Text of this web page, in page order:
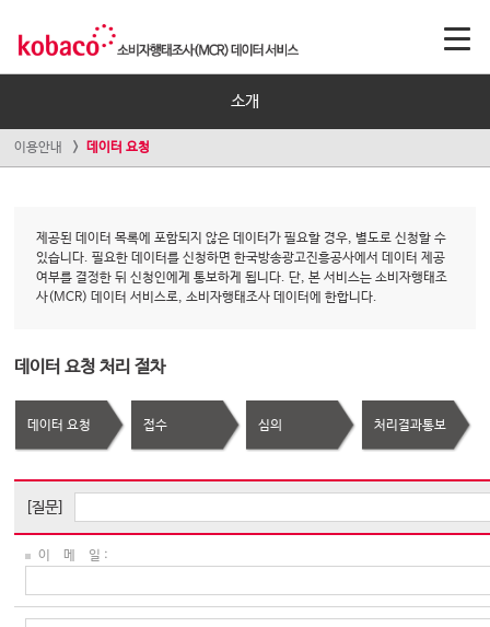
소개
이용안내 데이터 요청
제공된 데이터 목록에 포함되지 않은 데이터가 필요할 경우, 별도로 신청할 수
있습니다. 필요한 데이터를 신청하면 한국방송광고진흥공사에서 데이터 제공
여부를 결정한 뒤 신청인에게 통보하게 됩니다. 단, 본 서비스는 소비자행태조
사(MCR) 데이터 서비스로, 소비자행태조사 데이터에 한합니다.
데이터 요청 처리 절차
데이터 요청 접수 심의 처리결과통보
[질문]
이 메 일 :